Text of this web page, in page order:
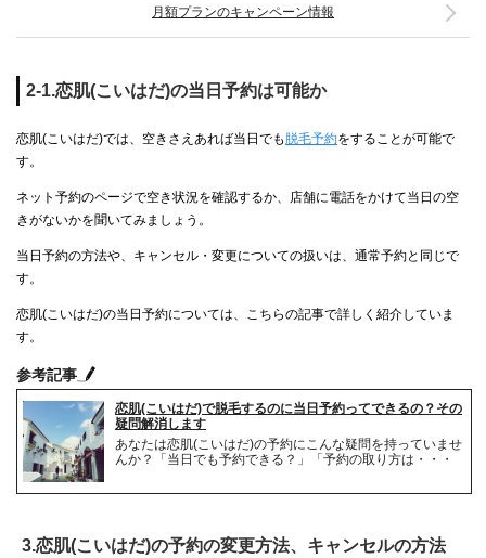
月額プランのキャンペーン情報
2-1.恋肌(こいはだ)の当日予約は可能か
恋肌(こいはだ)では、空きさえあれば当日でも 脱毛予約をすることが可能で
す。
ネット予約のページで空き状況を確認するか、店舗に電話をかけて当日の空
きがないかを聞いてみましょう。
当日予約の方法や、キャンセル・変更についての扱いは、通常予約と同じで
す。
恋肌(こいはだ)の当日予約については、こちらの記事で詳しく紹介していま
す。
参考記事
恋肌(こいはだ)で脱毛するのに当日予約ってできるの？その
疑問解消します
あなたは恋肌(こいはだ)の予約にこんな疑問を持っていませ
んか？「当日でも予約できる？」「予約の取り方は・・・
3.恋肌(こいはだ)の予約の変更方法、キャンセルの方法